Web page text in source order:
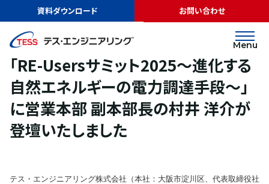
資料ダウンロード お問い合わせ
Menu
ニュース
「RE-Usersサミット2025～進化する自然エネルギーの電
力調達手段～」に営業本部 副本部長の村井 洋介が登壇いたしました
リリース
2025.06.17
「RE-Usersサミット2025～進化する
自然エネルギーの電力調達手段～」
に営業本部 副本部長の村井 洋介が
登壇いたしました
テス・エンジニアリング株式会社（本社：大阪市淀川区、代表取締役社